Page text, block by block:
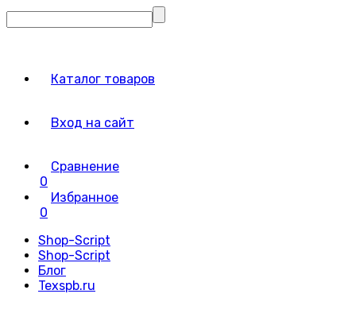
Каталог товаров
Вход на сайт
Сравнение
0
Избранное
0
Shop-Script
Shop-Script
Блог
Texspb.ru